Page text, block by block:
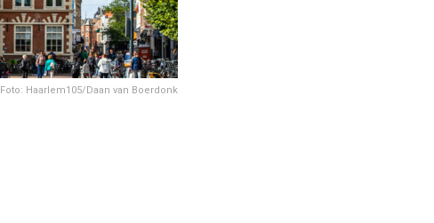
Foto: Haarlem105/Daan van Boerdonk